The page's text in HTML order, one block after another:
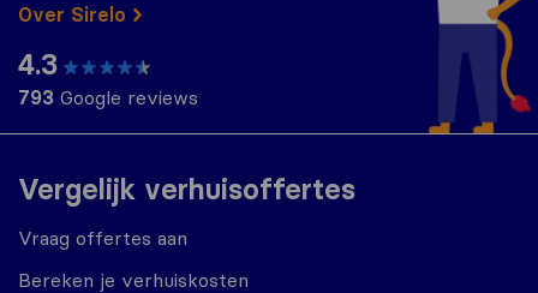
Vergelijk verhuisoffertes
Vraag offertes aan
Bereken je verhuiskosten
Over Sirelo
4.3
793 Google reviews